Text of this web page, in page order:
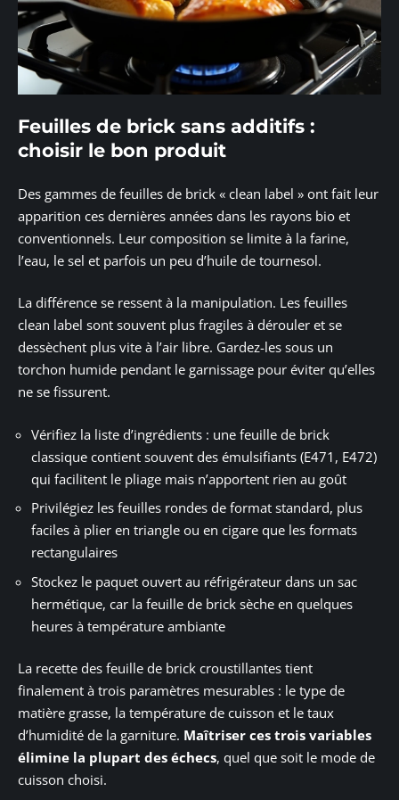
Feuilles de brick sans additifs :
choisir le bon produit
Des gammes de feuilles de brick « clean label » ont fait leur
apparition ces dernières années dans les rayons bio et
conventionnels. Leur composition se limite à la farine,
l’eau, le sel et parfois un peu d’huile de tournesol.
La différence se ressent à la manipulation. Les feuilles
clean label sont souvent plus fragiles à dérouler et se
dessèchent plus vite à l’air libre. Gardez-les sous un
torchon humide pendant le garnissage pour éviter qu’elles
ne se fissurent.
Vérifiez la liste d’ingrédients : une feuille de brick
classique contient souvent des émulsifiants (E471, E472)
qui facilitent le pliage mais n’apportent rien au goût
Privilégiez les feuilles rondes de format standard, plus
faciles à plier en triangle ou en cigare que les formats
rectangulaires
Stockez le paquet ouvert au réfrigérateur dans un sac
hermétique, car la feuille de brick sèche en quelques
heures à température ambiante
La recette des feuille de brick croustillantes tient
finalement à trois paramètres mesurables : le type de
matière grasse, la température de cuisson et le taux
d’humidité de la garniture. Maîtriser ces trois variables
élimine la plupart des échecs, quel que soit le mode de
cuisson choisi.